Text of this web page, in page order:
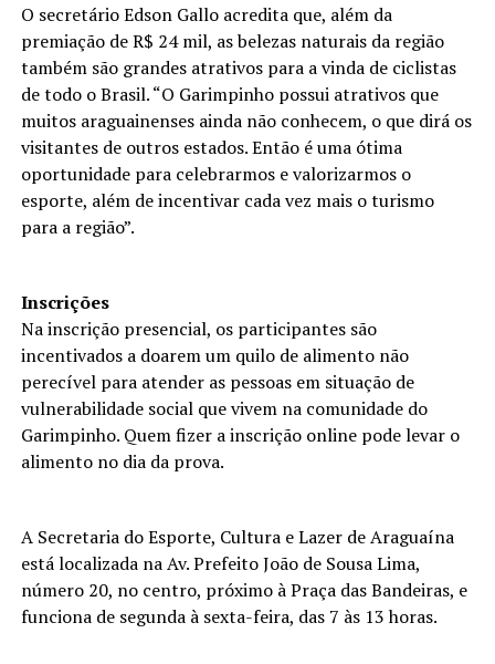
O secretário Edson Gallo acredita que, além da
premiação de R$ 24 mil, as belezas naturais da região
também são grandes atrativos para a vinda de ciclistas
de todo o Brasil. “O Garimpinho possui atrativos que
muitos araguainenses ainda não conhecem, o que dirá os
visitantes de outros estados. Então é uma ótima
oportunidade para celebrarmos e valorizarmos o
esporte, além de incentivar cada vez mais o turismo
para a região”.
Inscrições
Na inscrição presencial, os participantes são
incentivados a doarem um quilo de alimento não
perecível para atender as pessoas em situação de
vulnerabilidade social que vivem na comunidade do
Garimpinho. Quem fizer a inscrição online pode levar o
alimento no dia da prova.
A Secretaria do Esporte, Cultura e Lazer de Araguaína
está localizada na Av. Prefeito João de Sousa Lima,
número 20, no centro, próximo à Praça das Bandeiras, e
funciona de segunda à sexta-feira, das 7 às 13 horas.